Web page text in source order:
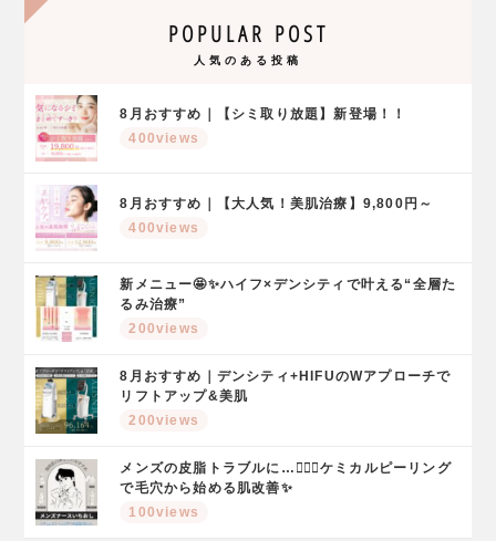
POPULAR POST
人気のある投稿
8月おすすめ｜【シミ取り放題】新登場！！
400views
8月おすすめ｜【大人気！美肌治療】9,800円～
400views
新メニュー🤩✨ハイフ×デンシティで叶える“全層た
るみ治療”
200views
8月おすすめ｜デンシティ+HIFUのWアプローチで
リフトアップ&美肌
200views
メンズの皮脂トラブルに…🤦🏻‍♂️ケミカルピーリング
で毛穴から始める肌改善✨
100views